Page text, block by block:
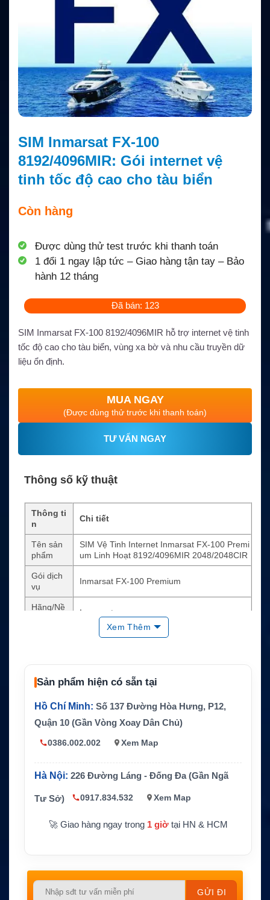
SIM Inmarsat FX-100
8192/4096MIR: Gói internet vệ
tinh tốc độ cao cho tàu biển
Còn hàng
Được dùng thử test trước khi thanh toán
1 đổi 1 ngay lập tức – Giao hàng tận tay – Bảo
hành 12 tháng
Đã bán: 123
SIM Inmarsat FX-100 8192/4096MIR hỗ trợ internet vệ tinh
tốc độ cao cho tàu biển, vùng xa bờ và nhu cầu truyền dữ
liệu ổn định.
MUA NGAY
(Được dùng thử trước khi thanh toán)
TƯ VẤN NGAY
Thông số kỹ thuật
Thông ti
n
Chi tiết
Tên sản
phẩm
SIM Vệ Tinh Internet Inmarsat FX-100 Premi
um Linh Hoạt 8192/4096MIR 2048/2048CIR
Gói dịch
vụ
Inmarsat FX-100 Premium
Hãng/Nề
Inmarsat
hệ chính
Kết nối internet vệ tinh Inmarsat
Băng thô
ng MIR
8192/4096MIR
ng CIR
2048/2048CIR
Tình trạn
g
Tính năn
g quan tr
Hỗ trợ kết nối dữ liệu vệ tinh cho khu vực ng
Xem Thêm
Sản phẩm hiện có sẵn tại
Hồ Chí Minh: Số 137 Đường Hòa Hưng, P12,
Quận 10 (Gần Vòng Xoay Dân Chủ)
0386.002.002 Xem Map
Hà Nội: 226 Đường Láng - Đống Đa (Gần Ngã
Tư Sở) 0917.834.532 Xem Map
🚀 Giao hàng ngay trong 1 giờtại HN & HCM
Please